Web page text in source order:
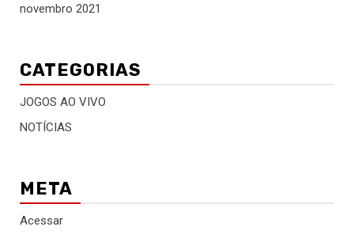
novembro 2021
CATEGORIAS
JOGOS AO VIVO
NOTÍCIAS
META
Acessar